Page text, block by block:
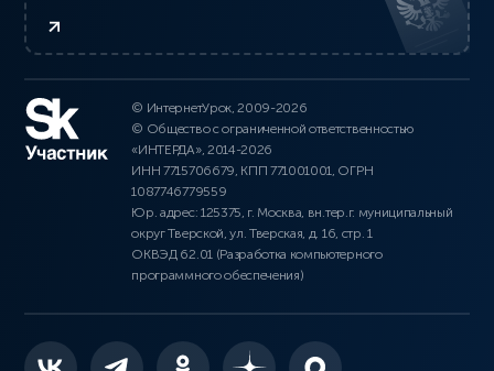
© ИнтернетУрок, 2009-2026
© Общество с ограниченной ответственностью
«ИНТЕРДА», 2014-2026
ИНН 7715706679, КПП 771001001, ОГРН
1087746779559
Юр. адрес: 125375, г. Москва, вн.тер.г. муниципальный
округ Тверской, ул. Тверская, д. 16, стр. 1
ОКВЭД 62.01 (Разработка компьютерного
программного обеспечения)